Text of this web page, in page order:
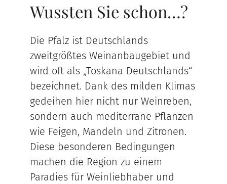
Wussten Sie schon…?
Die Pfalz ist Deutschlands
zweitgrößtes Weinanbaugebiet und
wird oft als „Toskana Deutschlands“
bezeichnet. Dank des milden Klimas
gedeihen hier nicht nur Weinreben,
sondern auch mediterrane Pflanzen
wie Feigen, Mandeln und Zitronen.
Diese besonderen Bedingungen
machen die Region zu einem
Paradies für Weinliebhaber und